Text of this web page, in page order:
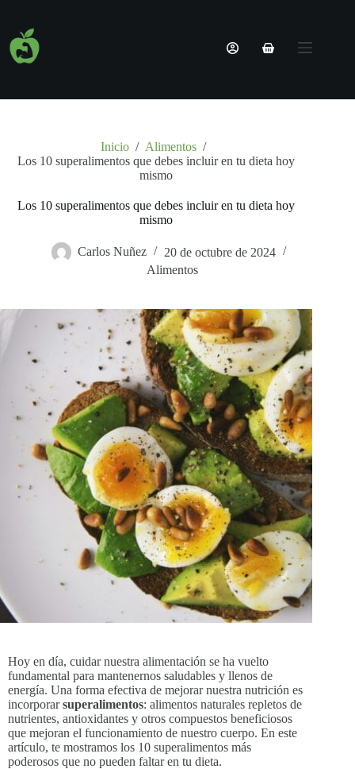
Personalizados
Blog
Nombre de usuario o correo electrónico
Inicio / Alimentos /
Los 10 superalimentos que debes incluir en tu dieta hoy
mismo
Los 10 superalimentos que debes incluir en tu dieta hoy
mismo
Carlos Nuñez
20 de octubre de 2024
Alimentos
Hoy en día, cuidar nuestra alimentación se ha vuelto
fundamental para mantenernos saludables y llenos de
energía. Una forma efectiva de mejorar nuestra nutrición es
incorporarsuperalimentos: alimentos naturales repletos de
nutrientes, antioxidantes y otros compuestos beneficiosos
que mejoran el funcionamiento de nuestro cuerpo. En este
artículo, te mostramos los 10 superalimentos más
poderosos que no pueden faltar en tu dieta.